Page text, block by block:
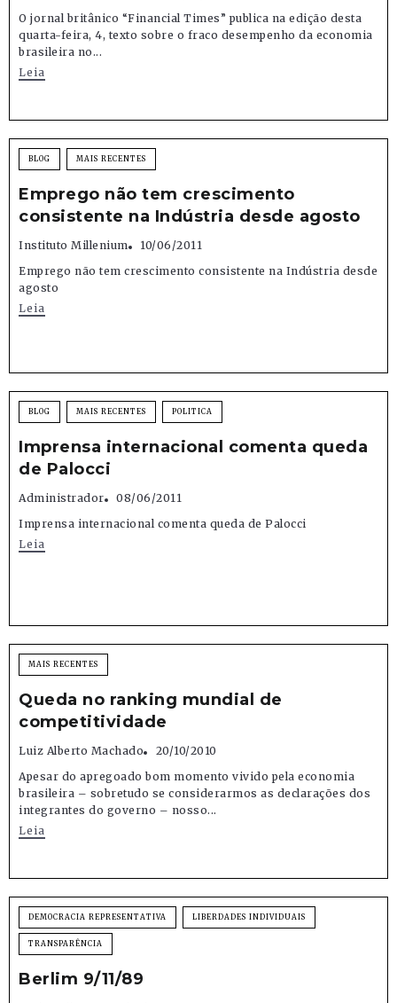
O jornal britânico “Financial Times” publica na edição desta
quarta-feira, 4, texto sobre o fraco desempenho da economia
brasileira no...
Leia
BLOG MAIS RECENTES
Emprego não tem crescimento
consistente na Indústria desde agosto
Instituto Millenium
10/06/2011
Emprego não tem crescimento consistente na Indústria desde
agosto
Leia
BLOG MAIS RECENTES POLITICA
Imprensa internacional comenta queda
de Palocci
Administrador
08/06/2011
Imprensa internacional comenta queda de Palocci
Leia
MAIS RECENTES
Queda no ranking mundial de
competitividade
Luiz Alberto Machado
20/10/2010
Apesar do apregoado bom momento vivido pela economia
brasileira – sobretudo se considerarmos as declarações dos
integrantes do governo – nosso...
Leia
DEMOCRACIA REPRESENTATIVA LIBERDADES INDIVIDUAIS
TRANSPARÊNCIA
Berlim 9/11/89